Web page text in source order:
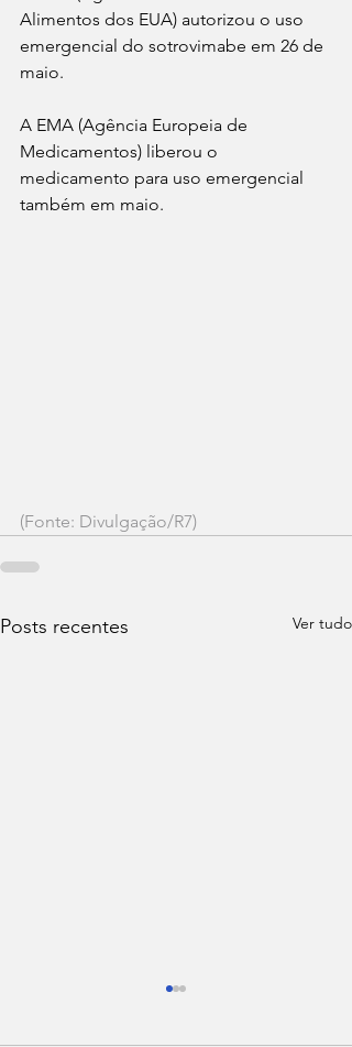
Alimentos dos EUA) autorizou o uso
emergencial do sotrovimabe em 26 de
maio.
A EMA (Agência Europeia de
Medicamentos) liberou o
medicamento para uso emergencial
também em maio.
(Fonte: Divulgação/R7)
Posts recentes Ver tudo